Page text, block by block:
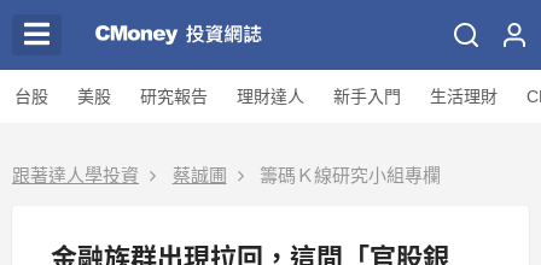
台股 美股 研究報告 理財達人 新手入門 生活理財
跟著達人學投資 蔡誠圃 籌碼Ｋ線研究小組專欄
金融族群出現拉回，這間「官股銀